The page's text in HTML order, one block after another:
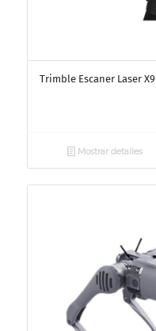
Trimble Escaner Laser X9
Mostrar detalles